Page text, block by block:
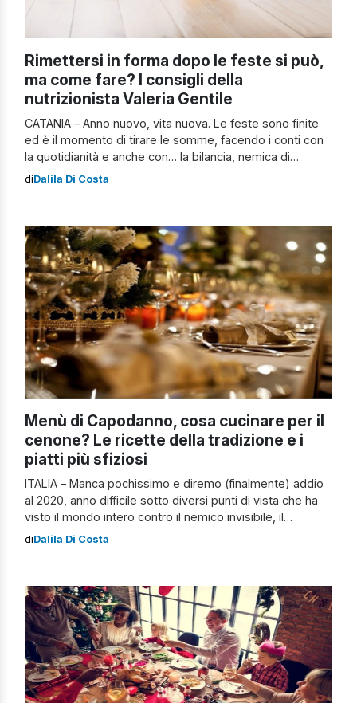
Rimettersi in forma dopo le feste si può,
ma come fare? I consigli della
nutrizionista Valeria Gentile
CATANIA – Anno nuovo, vita nuova. Le feste sono finite
ed è il momento di tirare le somme, facendo i conti con
la quotidianità e anche con… la bilancia, nemica di
chiunque voglia raggiungere il proprio peso forma
diDalila Di Costa
Menù di Capodanno, cosa cucinare per il
cenone? Le ricette della tradizione e i
piatti più sfiziosi
ITALIA – Manca pochissimo e diremo (finalmente) addio
al 2020, anno difficile sotto diversi punti di vista che ha
visto il mondo intero contro il nemico invisibile, il
Coronavirus, il quale si cerca – in tutti i modi – di
diDalila Di Costa